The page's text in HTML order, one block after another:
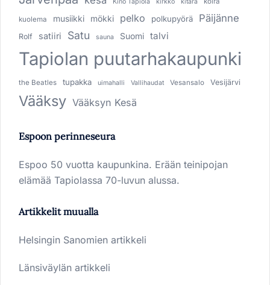
kuolema musiikki mökki pelko polkupyörä Päijänne
Rolf satiiri Satu sauna Suomi talvi
Tapiolan puutarhakaupunki
the Beatles tupakka uimahalli Vallihaudat Vesansalo Vesijärvi
Vääksy Vääksyn Kesä
Espoon perinneseura
Espoo 50 vuotta kaupunkina. Erään teinipojan
elämää Tapiolassa 70-luvun alussa.
Artikkelit muualla
Helsingin Sanomien artikkeli
Länsiväylän artikkeli